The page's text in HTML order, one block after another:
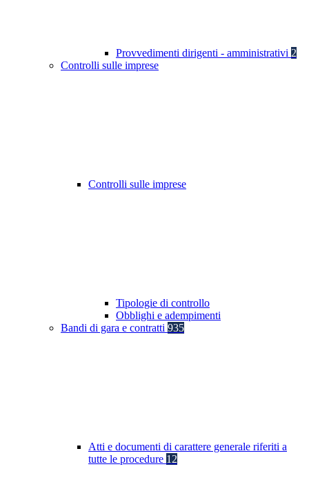
Provvedimenti dirigenti - amministrativi 2
Controlli sulle imprese
Controlli sulle imprese
Tipologie di controllo
Obblighi e adempimenti
Bandi di gara e contratti 935
Atti e documenti di carattere generale riferiti a
tutte le procedure 12